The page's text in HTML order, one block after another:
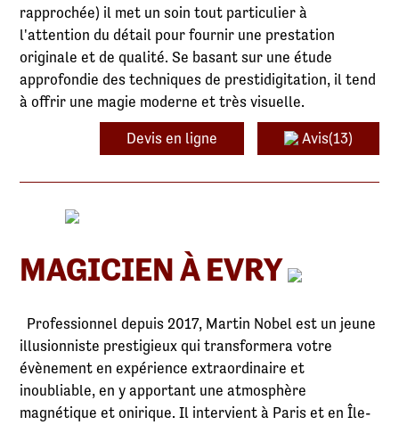
rapprochée) il met un soin tout particulier à
l'attention du détail pour fournir une prestation
originale et de qualité. Se basant sur une étude
approfondie des techniques de prestidigitation, il tend
à offrir une magie moderne et très visuelle.
Devis en ligne Avis(13)
MAGICIEN À EVRY
Professionnel depuis 2017, Martin Nobel est un jeune
illusionniste prestigieux qui transformera votre
évènement en expérience extraordinaire et
inoubliable, en y apportant une atmosphère
magnétique et onirique. Il intervient à Paris et en Île-